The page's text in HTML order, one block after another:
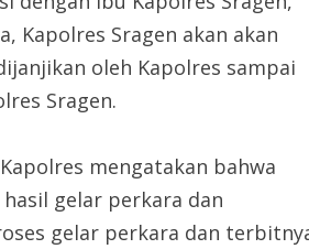
Kapolres Sragen akan akan
oleh Kapolres sampai
Sragen.
mengatakan bahwa
gelar perkara dan
gelar perkara dan